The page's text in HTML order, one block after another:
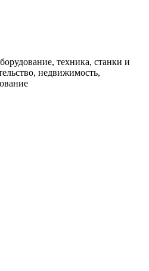
техника, станки и
недвижимость,